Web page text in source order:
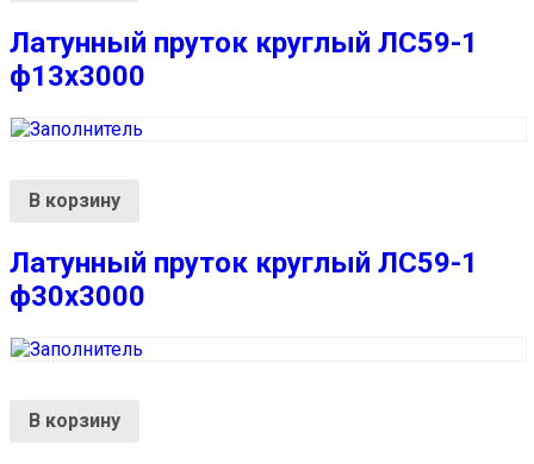
Латунный пруток круглый ЛС59-1
ф13х3000
В корзину
Латунный пруток круглый ЛС59-1
ф30х3000
В корзину